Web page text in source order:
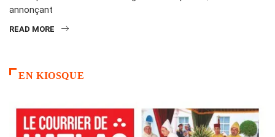
annonçant
READ MORE
EN KIOSQUE